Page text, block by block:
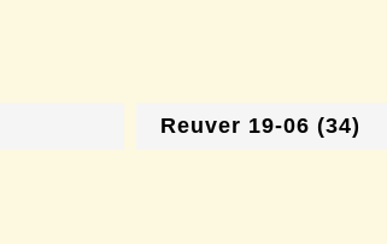
Reuver 19-06 (34)